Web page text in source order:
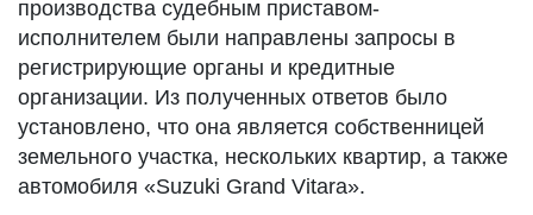
производства судебным приставом-
исполнителем были направлены запросы в
регистрирующие органы и кредитные
организации. Из полученных ответов было
установлено, что она является собственницей
земельного участка, нескольких квартир, а также
автомобиля «Suzuki Grand Vitara».